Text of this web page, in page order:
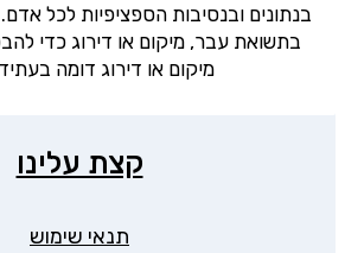
בנתונים ובנסיבות הספציפיות לכל
בתשואת עבר, מיקום או דירוג כדי
מיקום או דירוג דומה
קצת עלינו
תנאי שימוש